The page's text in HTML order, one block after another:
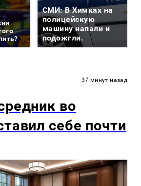
СМИ: В Химках на
полицейскую
машину напали и
подожгли.
37 минут назад
во
себе почти